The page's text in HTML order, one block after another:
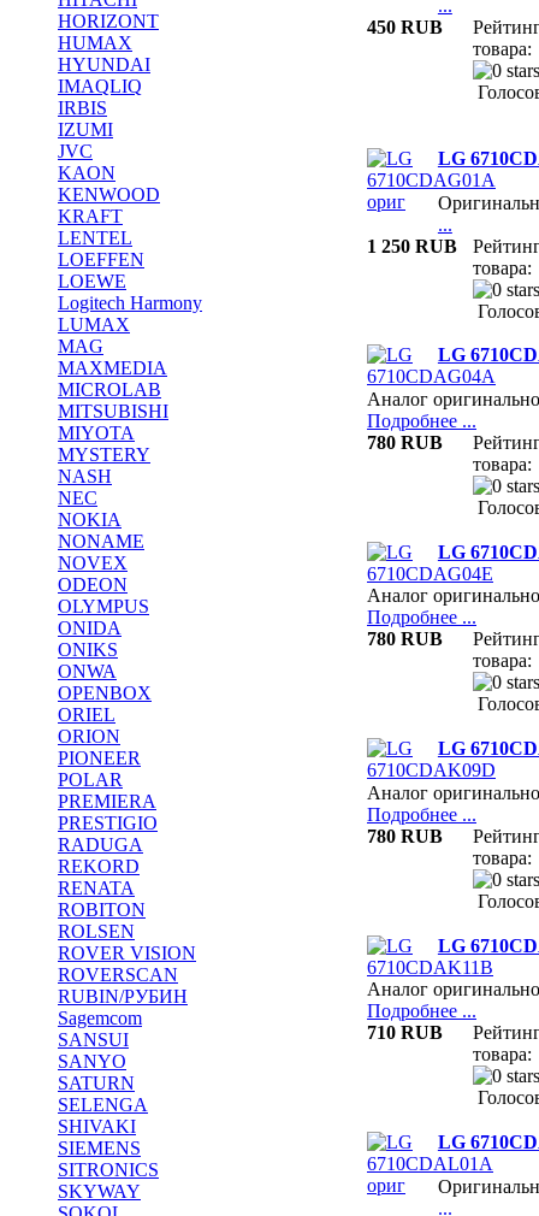
HORIZONT
HUMAX
HYUNDAI
IMAQLIQ
IRBIS
IZUMI
JVC
KAON
KENWOOD
KRAFT
LENTEL
LOEFFEN
LOEWE
Logitech Harmony
LUMAX
MAG
MAXMEDIA
MICROLAB
MITSUBISHI
MIYOTA
MYSTERY
NASH
NEC
NOKIA
NONAME
NOVEX
ODEON
OLYMPUS
ONIDA
ONIKS
ONWA
OPENBOX
ORIEL
ORION
PIONEER
POLAR
PREMIERA
PRESTIGIO
RADUGA
REKORD
RENATA
ROBITON
ROLSEN
ROVER VISION
ROVERSCAN
RUBIN/РУБИН
Sagemcom
SANSUI
SANYO
SATURN
SELENGA
SHIVAKI
SIEMENS
SITRONICS
SKYWAY
...
450 RUB
товара:
LG
...
1 250 RUB
товара:
LG
Аналог
Подробнее ...
780 RUB
товара:
LG
Аналог
Подробнее ...
780 RUB
товара:
LG
Аналог
Подробнее ...
780 RUB
товара:
LG
Аналог
Подробнее ...
710 RUB
товара:
LG
...